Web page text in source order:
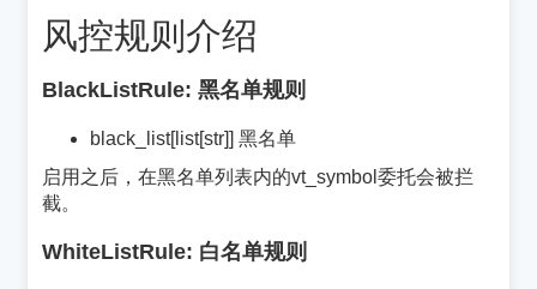
风控规则介绍
BlackListRule: 黑名单规则
black_list[list[str]] 黑名单
启用之后，在黑名单列表内的vt_symbol委托会被拦
截。
WhiteListRule: 白名单规则